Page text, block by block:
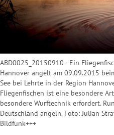
ABD0025_20150910 - Ein
Hannover angelt am 09.09.2015
See bei Lehrte in der Region
Fliegenfischen ist eine besondere
besondere Wurftechnik erfordert.
Deutschland angeln. Foto: Julian
Bildfunk+++